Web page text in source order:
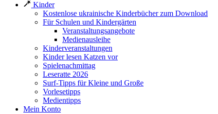
Kinder
Kostenlose ukrainische Kinderbücher zum Download
Für Schulen und Kindergärten
Veranstaltungsangebote
Medienausleihe
Kinderveranstaltungen
Kinder lesen Katzen vor
Spielenachmittag
Leseratte 2026
Surf-Tipps für Kleine und Große
Vorlesetipps
Medientipps
Mein Konto